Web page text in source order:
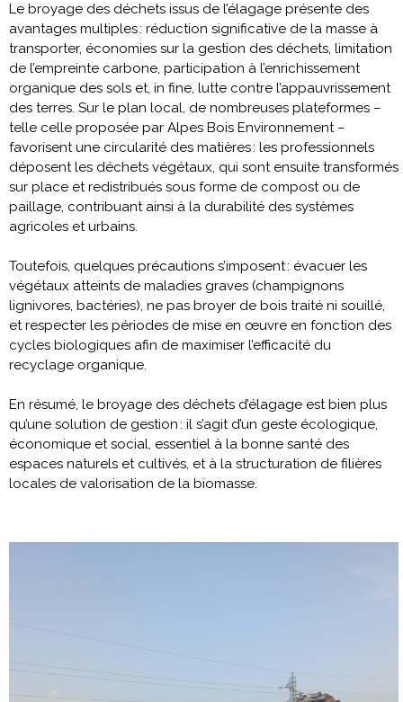
Le broyage des déchets issus de l’élagage présente des
avantages multiples : réduction significative de la masse à
transporter, économies sur la gestion des déchets, limitation
de l’empreinte carbone, participation à l’enrichissement
organique des sols et, in fine, lutte contre l’appauvrissement
des terres. Sur le plan local, de nombreuses plateformes –
telle celle proposée par Alpes Bois Environnement –
favorisent une circularité des matières : les professionnels
déposent les déchets végétaux, qui sont ensuite transformés
sur place et redistribués sous forme de compost ou de
paillage, contribuant ainsi à la durabilité des systèmes
agricoles et urbains.
Toutefois, quelques précautions s’imposent : évacuer les
végétaux atteints de maladies graves (champignons
lignivores, bactéries), ne pas broyer de bois traité ni souillé,
et respecter les périodes de mise en œuvre en fonction des
cycles biologiques afin de maximiser l’efficacité du
recyclage organique.
En résumé, le broyage des déchets d’élagage est bien plus
qu’une solution de gestion : il s’agit d’un geste écologique,
économique et social, essentiel à la bonne santé des
espaces naturels et cultivés, et à la structuration de filières
locales de valorisation de la biomasse.